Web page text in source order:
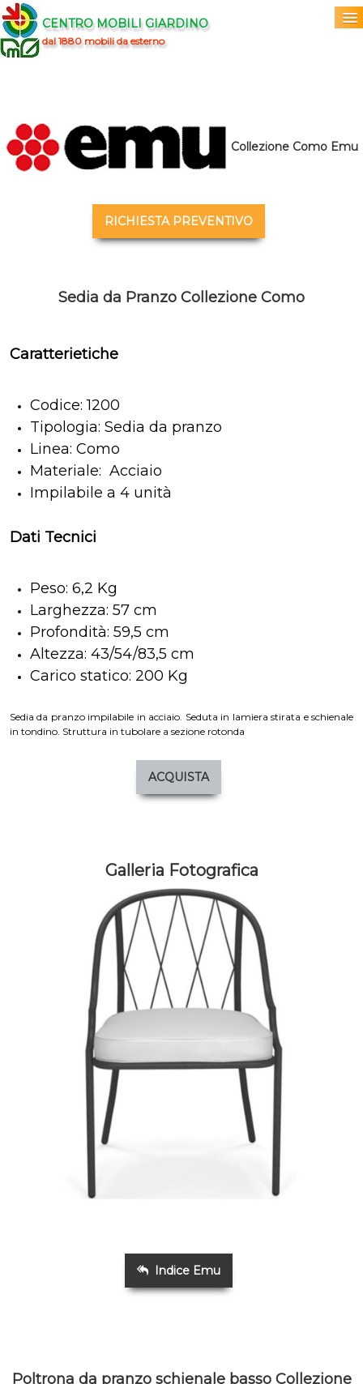
CENTRO MOBILI GIARDINO
dal 1880 mobili da esterno
Marchi▼
Collezione Como Emu
RICHIESTA PREVENTIVO
Sedia da Pranzo Collezione Como
Caratterietiche
Codice: 1200
Tipologia: Sedia da pranzo
Linea: Como
Materiale: Acciaio
Impilabile a 4 unità
Dati Tecnici
Peso: 6,2 Kg
Larghezza: 57 cm
Profondità: 59,5 cm
Altezza: 43/54/83,5 cm
Carico statico: 200 Kg
Sedia da pranzo impilabile in acciaio. Seduta in lamiera stirata e schienale
in tondino. Struttura in tubolare a sezione rotonda
ACQUISTA
Galleria Fotografica
Indice Emu
Poltrona da pranzo schienale basso Collezione